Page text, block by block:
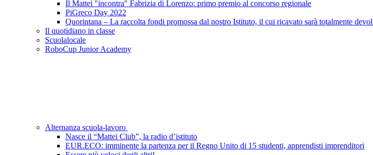
Il Mattei "incontra" Fabrizia di Lorenzo: primo premio al concorso regionale
PiGreco Day 2022
Quorintana – La raccolta fondi promossa dal nostro Istituto, il cui ricavato sarà totalmente
Il quotidiano in classe
Scuolalocale
RoboCup Junior Academy
Alternanza scuola-lavoro
Nasce il “Mattei Club”, la radio d’istituto
EUR.ECO: imminente la partenza per il Regno Unito di 15 studenti, apprendisti imprenditori